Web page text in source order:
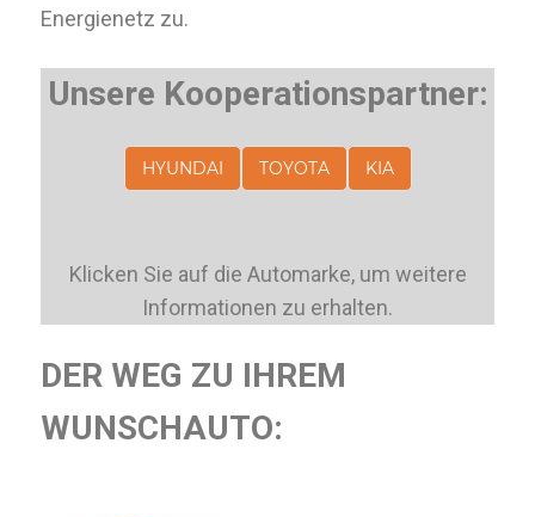
Energienetz zu.
Unsere Kooperationspartner:
HYUNDAI TOYOTA KIA
Klicken Sie auf die Automarke, um weitere
Informationen zu erhalten.
DER WEG ZU IHREM
WUNSCHAUTO: